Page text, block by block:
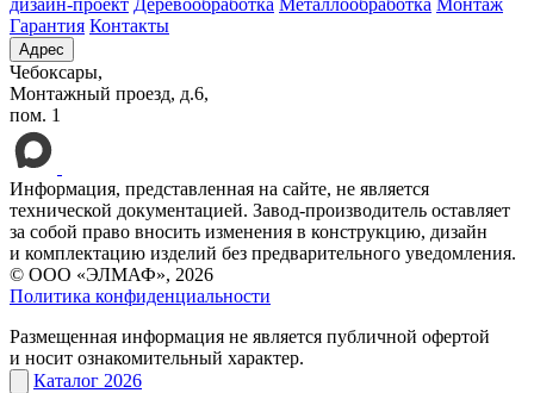
дизайн-проект Деревообработка Металлообработка Монтаж
Гарантия Контакты
Адрес
Чебоксары,
Монтажный проезд, д.6,
пом. 1
Информация, представленная на сайте, не является
технической документацией. Завод-производитель оставляет
за собой право вносить изменения в конструкцию, дизайн
и комплектацию изделий без предварительного уведомления.
© ООО «ЭЛМАФ», 2026
Политика конфиденциальности
Размещенная информация не является публичной офертой
и носит ознакомительный характер.
Каталог 2026